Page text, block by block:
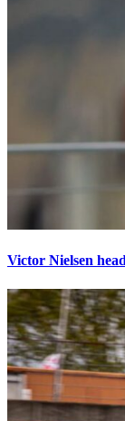
Victor Nielsen